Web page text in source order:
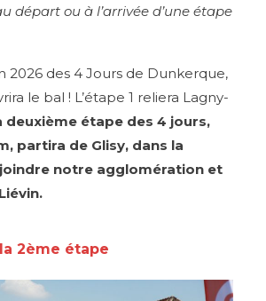
départ ou à l’arrivée d’une étape
2026 des 4 Jours de Dunkerque,
le bal ! L’étape 1 reliera Lagny-
deuxième étape des 4 jours,
partira de Glisy, dans la
notre agglomération et
2ème étape